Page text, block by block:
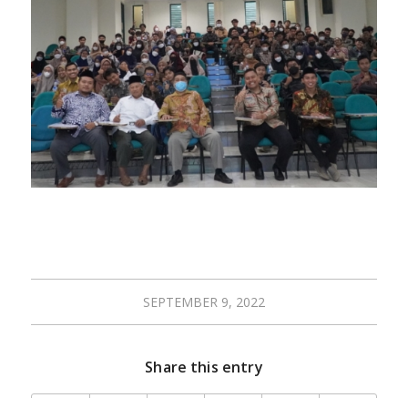
SEPTEMBER 9, 2022
Share this entry